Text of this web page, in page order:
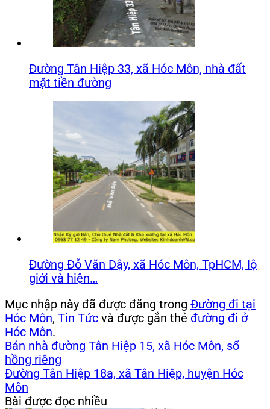
Đường Tân Hiệp 33, xã Hóc Môn, nhà đất
mặt tiền đường
Đường Đỗ Văn Dậy, xã Hóc Môn, TpHCM, lộ
giới và hiện…
Mục nhập này đã được đăng trong Đường đi tại
Hóc Môn, Tin Tức và được gắn thẻ đường đi ở
Hóc Môn.
Bán nhà đường Tân Hiệp 15, xã Hóc Môn, sổ
hồng riêng
Đường Tân Hiệp 18a, xã Tân Hiệp, huyện Hóc
Môn
Bài được đọc nhiều